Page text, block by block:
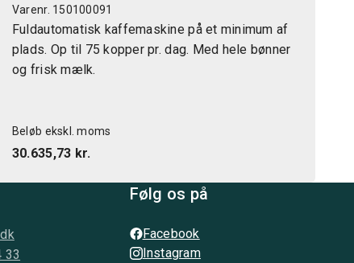
Varenr. 150100091
Fuldautomatisk kaffemaskine på et minimum af
plads. Op til 75 kopper pr. dag. Med hele bønner
og frisk mælk.
Beløb ekskl. moms
30.635,73 kr.
33
Følg os på
Facebook
Instagram